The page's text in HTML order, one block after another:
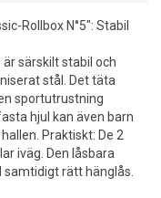
Rollbox N°5": Stabil
är särskilt stabil och
stål. Det täta
sportutrustning
hjul kan även barn
Praktiskt: De 2
iväg. Den låsbara
rätt hänglås.